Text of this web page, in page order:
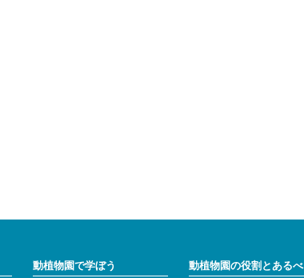
動植物園で学ぼう 動植物園の役割とある